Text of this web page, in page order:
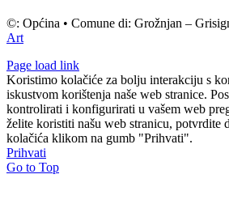
©: Općina • Comune di: Grožnjan –
Art
Page load link
Koristimo kolačiće za bolju interakciju s
iskustvom korištenja naše web stranice.
kontrolirati i konfigurirati u vašem web
želite koristiti našu web stranicu, potvrdite
kolačića klikom na gumb "Prihvati".
Prihvati
Go to Top